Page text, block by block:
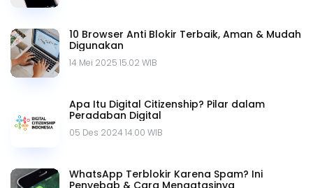
10 Browser Anti Blokir Terbaik, Aman & Mudah
Digunakan
14 Mei 2025 15.02 WIB
Apa Itu Digital Citizenship? Pilar dalam
Peradaban Digital
05 Des 2024 14.00 WIB
WhatsApp Terblokir Karena Spam? Ini